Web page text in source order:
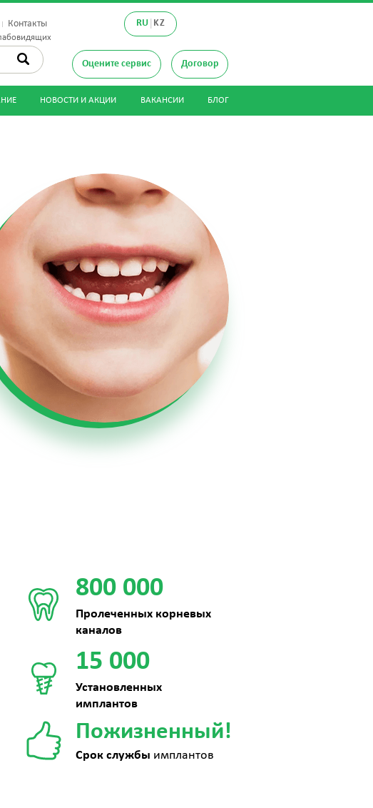
Контакты RU KZ
Оцените сервис Договор
НОВОСТИ И АКЦИИ ВАКАНСИИ БЛОГ
800 000
Пролеченных корневых
каналов
15 000
Установленных
имплантов
Пожизненный!
Срок службы имплантов